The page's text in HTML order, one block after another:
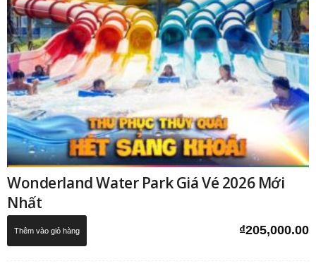
Wonderland Water Park Giá Vé 2026 Mới
Nhất
₫205,000.00
Thêm vào giỏ hàng